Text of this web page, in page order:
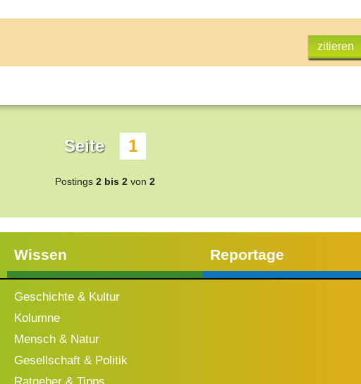
zitieren
Seite 1
Postings 2 bis 2 von 2
Wissen
Geschichte & Kultur
Kolumne
Mensch & Natur
Gesellschaft & Politik
Reportage